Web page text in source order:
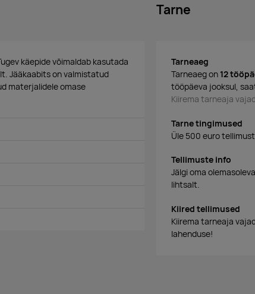
käepide võimaldab kasutada
Jääkaabits on valmistatud
materjalidele omase
Tarne
Tarneaeg
Tarneaeg on 12
tööpäeva jooksul,
Kiirema tarneaja
Tarne tingimused
Üle 500 euro
Tellimuste info
Jälgi oma
lihtsalt.
Kiired tellimused
Kiirema tarneaja
lahenduse!